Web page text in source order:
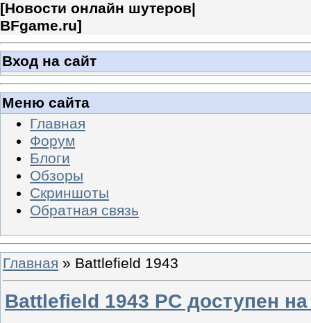
[Новости онлайн шутеров|
BFgame.ru]
Вход на сайт
Меню сайта
Главная
Форум
Блоги
Обзоры
Скриншоты
Обратная связь
Главная » Battlefield 1943
Battlefield 1943 PC доступен